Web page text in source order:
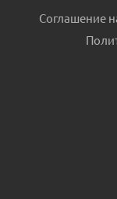
Соглашение